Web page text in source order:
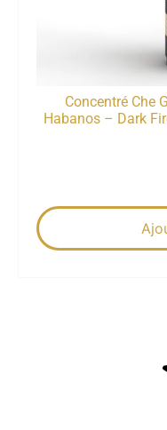
Concentré Che
Habanos – Dark